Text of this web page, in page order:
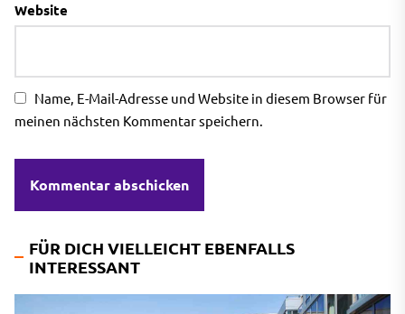
Website
Name, E-Mail-Adresse und Website in diesem Browser für
meinen nächsten Kommentar speichern.
FÜR DICH VIELLEICHT EBENFALLS
INTERESSANT